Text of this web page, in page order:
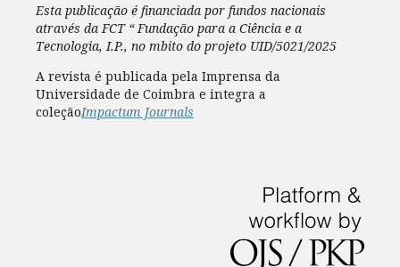
Esta publicação é financiada por fundos nacionais
através da FCT “ Fundação para a Ciência e a
Tecnologia, I.P., no mbito do projeto UID/5021/2025
A revista é publicada pela Imprensa da
Universidade de Coimbra e integra a
coleçãoImpactum Journals